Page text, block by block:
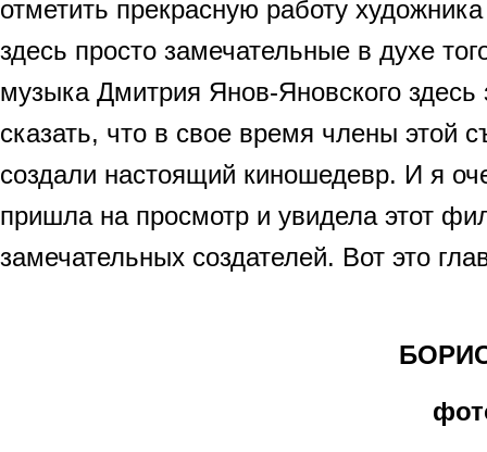
отметить прекрасную работу
здесь просто замечательные в духе
музыка Дмитрия Янов-Яновского здесь
сказать, что в свое время члены этой
создали настоящий киношедевр. И я
пришла на просмотр и увидела этот
замечательных создателей. Вот это